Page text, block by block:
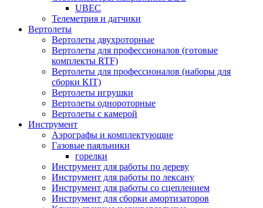
UBEC
Телеметрия и датчики
Вертолеты
Вертолеты двухроторные
Вертолеты для профессионалов (готовые
комплекты RTF)
Вертолеты для профессионалов (наборы для
сборки KIT)
Вертолеты игрушки
Вертолеты однороторные
Вертолеты с камерой
Инструмент
Аэрографы и комплектующие
Газовые паяльники
горелки
Инструмент для работы по дереву
Инструмент для работы по лексану
Инструмент для работы со сцеплением
Инструмент для сборки амортизаторов